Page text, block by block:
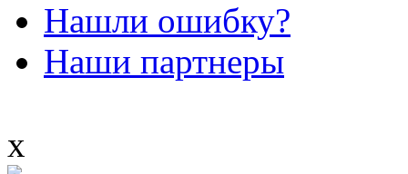
Нашли ошибку?
Наши партнеры
x